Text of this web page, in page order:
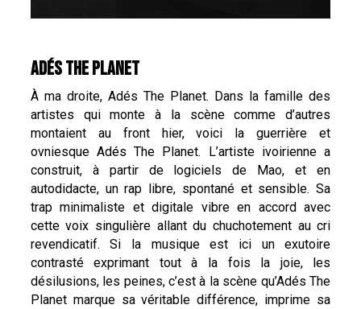
ADÉS THE PLANET
À ma droite, Adés The Planet. Dans la famille des
artistes qui monte à la scène comme d’autres
montaient au front hier, voici la guerrière et
ovniesque Adés The Planet. L’artiste ivoirienne a
construit, à partir de logiciels de Mao, et en
autodidacte, un rap libre, spontané et sensible. Sa
trap minimaliste et digitale vibre en accord avec
cette voix singulière allant du chuchotement au cri
revendicatif. Si la musique est ici un exutoire
contrasté exprimant tout à la fois la joie, les
désilusions, les peines, c’est à la scène qu’Adés The
Planet marque sa véritable différence, imprime sa